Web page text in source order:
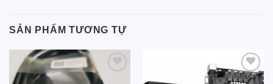
SẢN PHẨM TƯƠNG TỰ
Add to
Add to